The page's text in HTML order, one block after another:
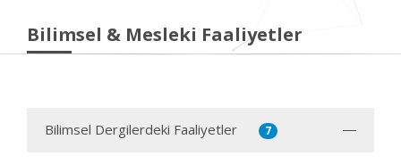
Bilimsel & Mesleki Faaliyetler
Bilimsel Dergilerdeki Faaliyetler 7